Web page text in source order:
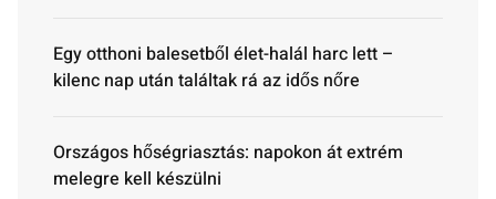
Egy otthoni balesetből élet-halál harc lett –
kilenc nap után találtak rá az idős nőre
Országos hőségriasztás: napokon át extrém
melegre kell készülni